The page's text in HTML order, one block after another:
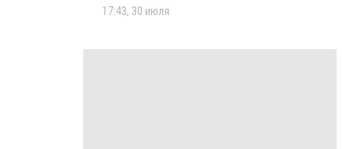
17:43, 30 июля